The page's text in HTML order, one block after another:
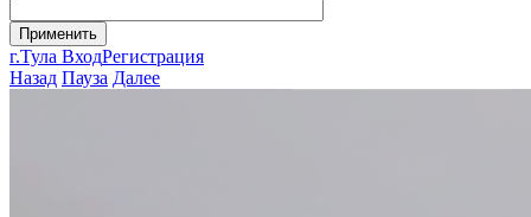
г.Тула ВходРегистрация
Назад Пауза Далее